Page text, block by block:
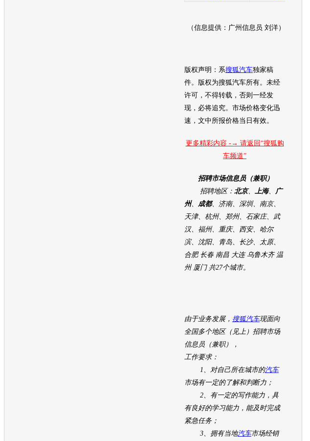
（信息提供：广州信息员 刘洋）
版权声明：系搜狐汽车独家稿
件。版权为搜狐汽车所有。未经
许可，不得转载，否则一经发
现，必将追究。市场价格变化迅
速，文中所报价格当日有效。
更多精彩内容 -→ 请返回“搜狐购
车频道”
招聘市场信息员（兼职）
招聘地区： 北京、 上海、
广
州、 成都、济南、深圳、南京、
天津、杭州、郑州、石家庄、武
汉、福州、重庆、西安、哈尔
滨、沈阳、青岛、长沙、太原、
合肥 长春 南昌 大连 乌鲁木齐 温
州 厦门 共27个城市。
由于业务发展， 搜狐汽车现面向
全国多个地区（见上）招聘市场
信息员（兼职），
工作要求：
1、对自己所在城市的汽车
市场有一定的了解和判断力；
2、有一定的写作能力，具
有良好的学习能力，能及时完成
紧急任务；
3、拥有当地汽车市场经销